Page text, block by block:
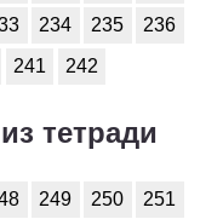
8 9
234 235
236
241 242
тетради
249 250
251